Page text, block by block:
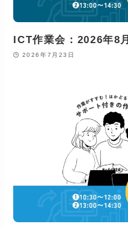
ICT作業会：2026年8月
2026年7月23日